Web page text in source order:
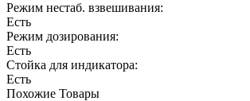
Режим нестаб. взвешивания:
Есть
Режим дозирования:
Есть
Стойка для индикатора:
Есть
Похожие Товары